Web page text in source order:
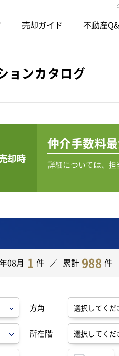
売却ガイド 不動産
ョンカタログ
却時
仲介手数料
詳細については、担
08月 1 件 累計 988 件
方角
所在階